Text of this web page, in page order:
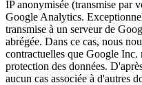
IP anonymisée (transmise par
Google Analytics.
transmise à un serveur de
abrégée. Dans ce cas, nous
contractuelles que Google Inc.
protection des données.
aucun cas associée à d'autres